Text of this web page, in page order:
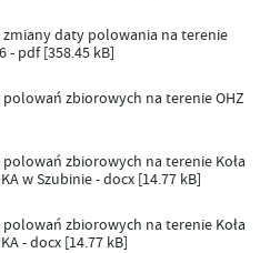
zmiany daty polowania na terenie
- pdf [358.45 kB]
polowań zbiorowych na terenie OHZ
zbiorowych na terenie Koła
w Szubinie - docx [14.77 kB]
zbiorowych na terenie Koła
- docx [14.77 kB]